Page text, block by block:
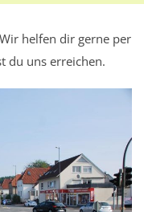
helfen dir gerne per
du uns erreichen.